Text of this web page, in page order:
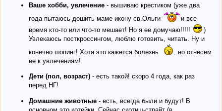
Ваше хобби, увлечение- вышиваю крестиком (уже два
года пытаюсь дошить маме икону св.Ольги
и все
время кто-то или что-то мешает! Но я ее домучаю!!!!!
)
Увлекаюсь посткроссингом, люблю готовить, читать. Ну и
конечно шопинг! Хотя это кажется болезнь
, но отнесем
ее к увлечениям!
Дети (пол, возраст) - есть такой! скоро 4 года, как раз
перед НГ!
Домашние животные - есть, всегда были и будут! В